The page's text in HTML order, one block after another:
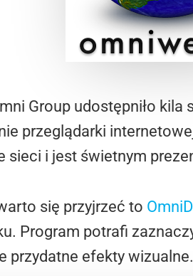
Group udostępniło
przeglądarki
sieci i jest świetnym
się przyjrzeć to
Program potrafi
przydatne efekty